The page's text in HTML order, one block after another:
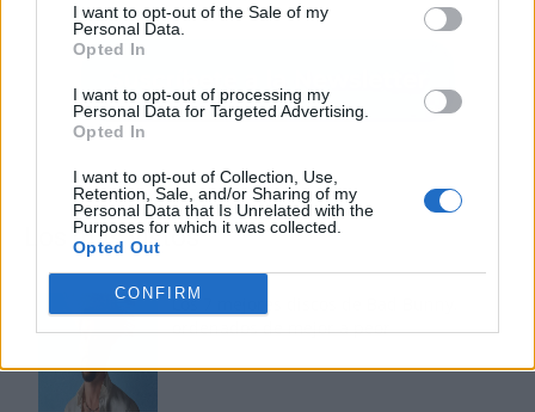
I want to opt-out of the Sale of my
Personal Data.
Opted In
I want to opt-out of processing my
Personal Data for Targeted Advertising.
Opted In
I want to opt-out of Collection, Use,
Retention, Sale, and/or Sharing of my
Personal Data that Is Unrelated with the
Purposes for which it was collected.
Opted Out
CONFIRM
Los más vistos
Los 7 mejores discos de Bad Bunny,
ordenados de mejor a peor